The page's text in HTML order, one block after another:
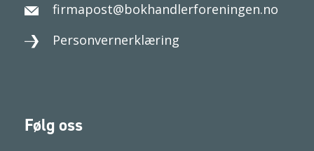
firmapost@bokhandlerforeningen.no
Personvernerklæring
Følg oss